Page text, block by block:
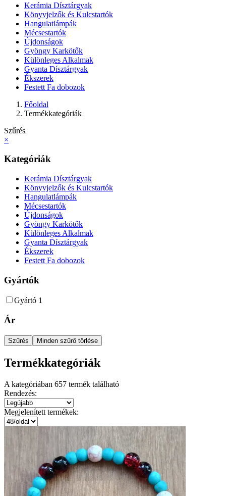
Kerámia Dísztárgyak
Könyvjelzők és Kulcstartók
Hangulatlámpák
Mécsestartók
Újdonságok
Gyöngy Karkötők
Különleges Alkalmak
Gyanta Dísztárgyak
Ékszerek
Festett Fa dobozok
Főoldal
Termékkategóriák
Szűrés
×
Kategóriák
Kerámia Dísztárgyak
Könyvjelzők és Kulcstartók
Hangulatlámpák
Mécsestartók
Újdonságok
Gyöngy Karkötők
Különleges Alkalmak
Gyanta Dísztárgyak
Ékszerek
Festett Fa dobozok
Gyártók
Gyártó 1
Ár
Szűrés Minden szűrő törlése
Termékkategóriák
A kategóriában 657 termék található
Rendezés:
Megjelenített termékek: